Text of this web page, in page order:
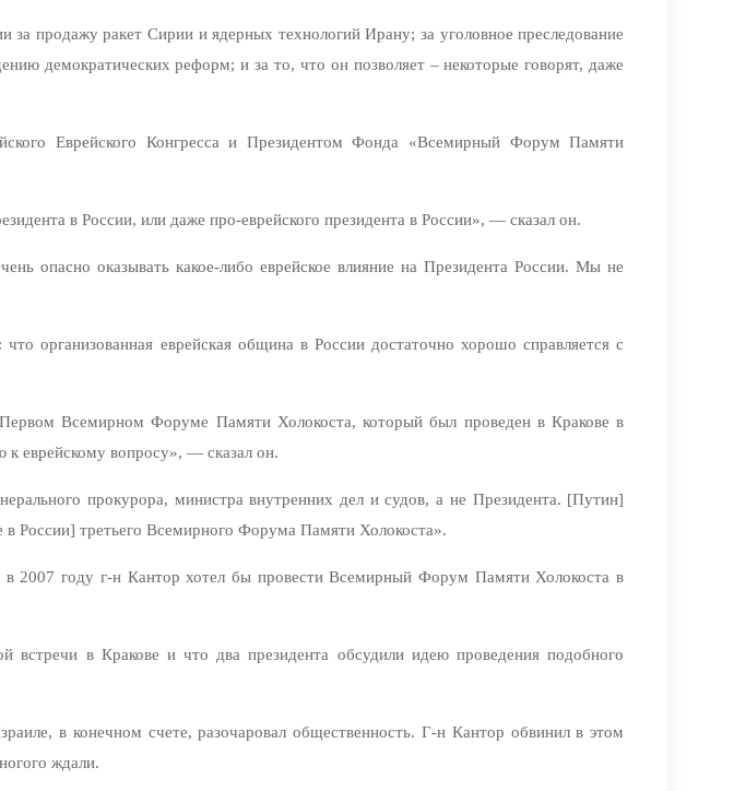
за продажу ракет Сирии и ядерных технологий Ирану; за уголовное преследование
демократических реформ; и за то, что он позволяет – некоторые говорят, даже
Еврейского Конгресса и Президентом Фонда «Всемирный Форум Памяти
в России, или даже про-еврейского президента в России», — сказал он.
опасно оказывать какое-либо еврейское влияние на Президента России. Мы не
организованная еврейская община в России достаточно хорошо справляется с
Всемирном Форуме Памяти Холокоста, который был проведен в Кракове в
к еврейскому вопросу», — сказал он.
прокурора, министра внутренних дел и судов, а не Президента. [Путин]
в России] третьего Всемирного Форума Памяти Холокоста».
2007 году г-н Кантор хотел бы провести Всемирный Форум Памяти Холокоста в
в Кракове и что два президента обсудили идею проведения подобного
в конечном счете, разочаровал общественность. Г-н Кантор обвинил в этом
ждали.